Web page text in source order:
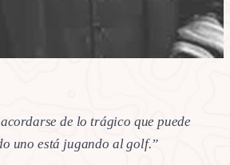
de lo trágico que puede
uno está jugando al golf.”